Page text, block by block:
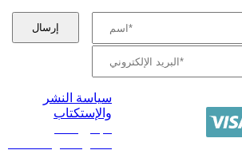
سياسة النشر
والإستكتاب